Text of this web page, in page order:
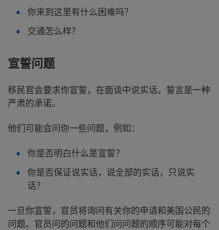
你来到这里有什么困难吗？
交通怎么样？
宣誓问题
移民官会要求你宣誓，在面谈中说实话。誓言是一种
严肃的承诺。
他们可能会问你一些问题，例如：
你是否明白什么是宣誓？
你是否保证说实话，说全部的实话，只说实
话？
一旦你宣誓，官员将询问有关你的申请和美国公民的
问题。官员问的问题和他们问问题的顺序可能对每个